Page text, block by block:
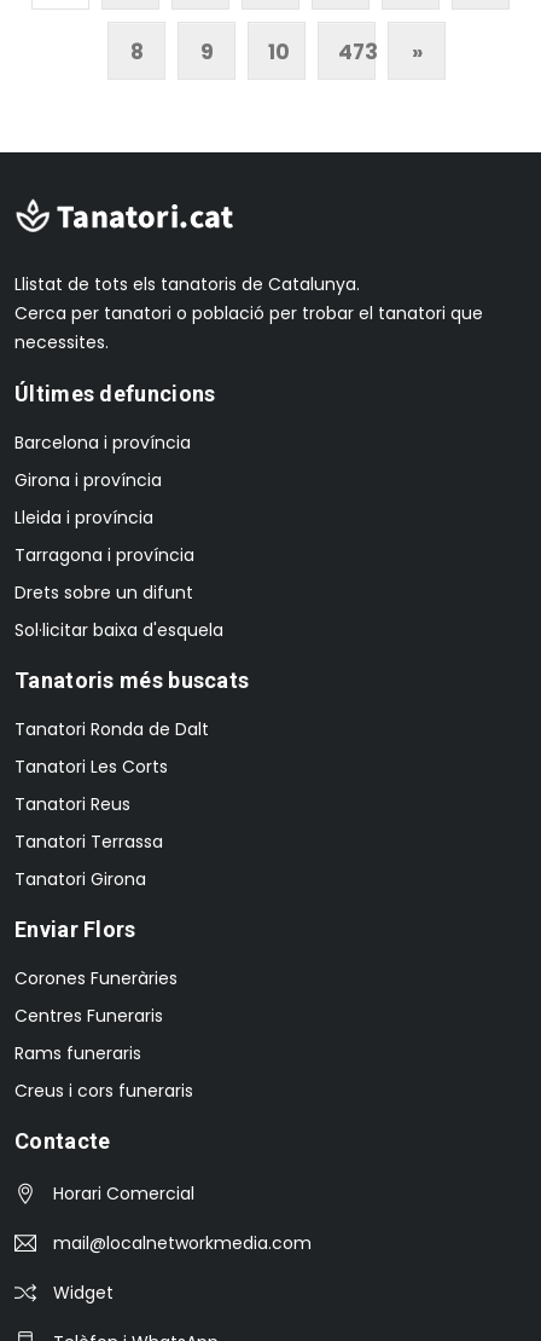
8 9 10 473 »
Llistat de tots els tanatoris de Catalunya.
Cerca per tanatori o població per trobar el tanatori que
necessites.
Últimes defuncions
Barcelona i província
Girona i província
Lleida i província
Tarragona i província
Drets sobre un difunt
Sol·licitar baixa d'esquela
Tanatoris més buscats
Tanatori Ronda de Dalt
Tanatori Les Corts
Tanatori Reus
Tanatori Terrassa
Tanatori Girona
Enviar Flors
Corones Funeràries
Centres Funeraris
Rams funeraris
Creus i cors funeraris
Contacte
Horari Comercial
mail@localnetworkmedia.com
Widget